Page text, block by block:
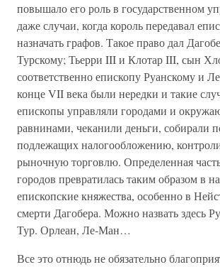
повышало его роль в государственном
даже случаи, когда король передавал
назначать графов. Такое право дал
Турскому; Тьерри III и Клотар III, сын
соответственно епископу Руанскому и
конце VII века были нередки и такие
епископы управляли городами и
равнинами, чеканили деньги, собирали
подлежащих налогообложению,
рыночную торговлю. Определенная
городов превратилась таким образом в
епископские княжества, особенно в
смерти Дагобера. Можно назвать здесь
Тур. Орлеан, Ле-Ман…
Все это отнюдь не обязательно